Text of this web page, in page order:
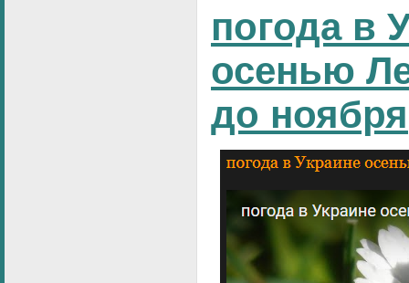
погода в
осенью
до ноября